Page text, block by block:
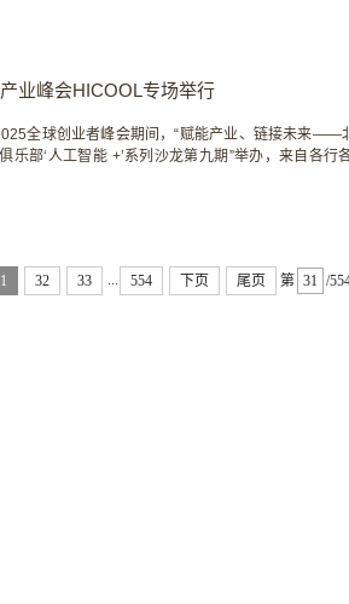
业峰会HICOOL专场举行
全球创业者峰会期间，“赋能产业、链接未来——
乐部‘人工智能 +’系列沙龙第九期”举办，来自各行
全球创业者峰会开幕式暨全球创业大赛颁奖盛典、高
32 33 ... 554 下页 尾页 第 /